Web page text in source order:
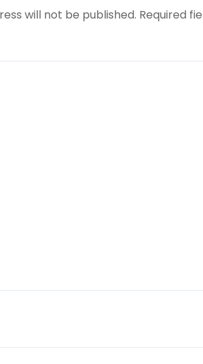
will not be published. Required